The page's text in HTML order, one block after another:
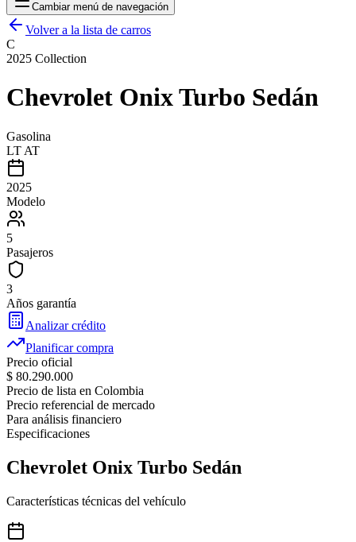
Cambiar menú de navegación
Volver a la lista de carros
C
2025 Collection
Chevrolet Onix Turbo Sedán
Gasolina
LT AT
2025
Modelo
5
Pasajeros
3
Años garantía
Analizar crédito
Planificar compra
Precio oficial
$ 80.290.000
Precio de lista en Colombia
Precio referencial de mercado
Para análisis financiero
Especificaciones
Chevrolet Onix Turbo Sedán
Características técnicas del vehículo